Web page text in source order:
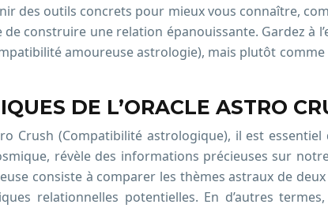
des outils concrets pour mieux vous connaître,
construire une relation épanouissante. Gardez à
amoureuse astrologie), mais plutôt
DE L’ORACLE ASTRO
Crush (Compatibilité astrologique), il est
révèle des informations précieuses sur
consiste à comparer les thèmes astraux de
relationnelles potentielles. En d’autres